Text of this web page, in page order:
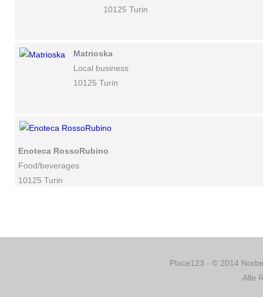
10125 Turin
Matrioska
Local business
10125 Turin
Enoteca RossoRubino
Food/beverages
10125 Turin
Place123 - © 2014
Alle